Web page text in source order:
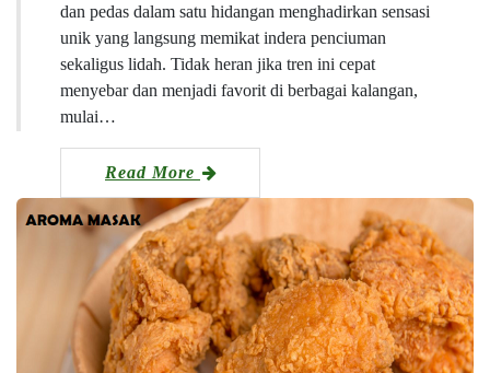
dan pedas dalam satu hidangan menghadirkan sensasi
unik yang langsung memikat indera penciuman
sekaligus lidah. Tidak heran jika tren ini cepat
menyebar dan menjadi favorit di berbagai kalangan,
mulai…
Read More